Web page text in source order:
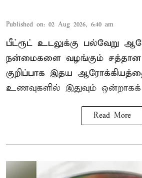
Published on: 02 Aug 2026, 6:40 am
பீட்ரூட் உடலுக்கு பல்வேறு
நன்மைகளை வழங்கும் சத்தான
குறிப்பாக இதய
உணவுகளில் இதுவும் ஒன்றாகக்
Read More